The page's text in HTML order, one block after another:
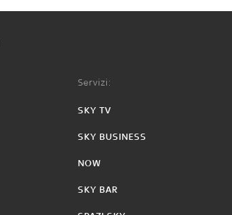
Servizi:
SKY TV
SKY BUSINESS
NOW
SKY BAR